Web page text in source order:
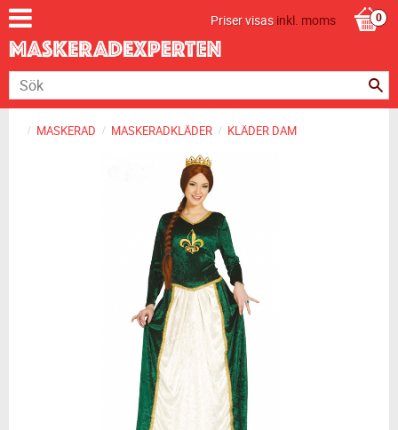
Priser visasinkl. moms
MASKERAD MASKERADKLÄDER KLÄDER DAM